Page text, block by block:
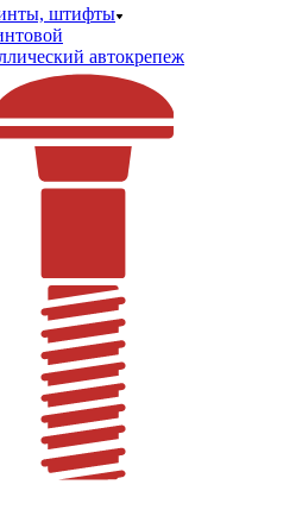
штифты
автокрепеж